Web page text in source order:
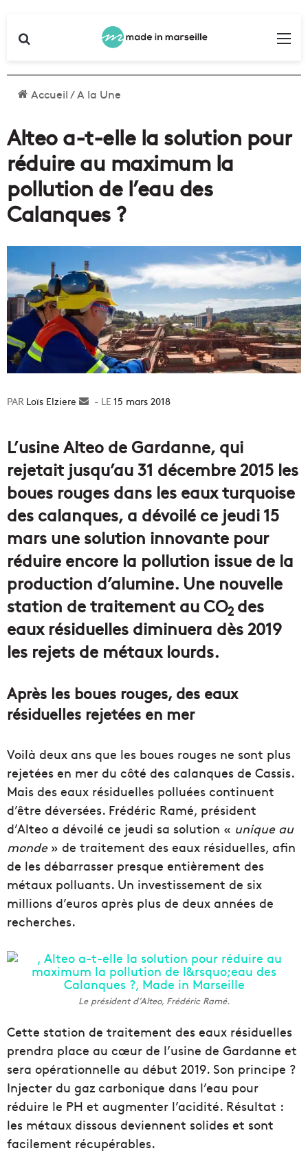
Accueil/A la Une
Alteo a-t-elle la solution pour
réduire au maximum la
pollution de l’eau des
Calanques ?
Loïs Elziere
Envoyer15 mars 2018
L’usine Alteo de Gardanne, qui
rejetait jusqu’au 31 décembre 2015 les
boues rouges dans les eaux turquoise
des calanques, a dévoilé ce jeudi 15
mars une solution innovante pour
réduire encore la pollution issue de la
production d’alumine. Une nouvelle
station de traitement au CO2 des
eaux résiduelles diminuera dès 2019
les rejets de métaux lourds.
Après les boues rouges, des eaux
résiduelles rejetées en mer
Voilà deux ans que les boues rouges ne sont plus
rejetées en mer du côté des calanques de Cassis.
Mais des eaux résiduelles polluées continuent
d’être déversées. Frédéric Ramé, président
d’Alteo a dévoilé ce jeudi sa solution « unique au
monde» de traitement des eaux résiduelles, afin
de les débarrasser presque entièrement des
métaux polluants. Un investissement de six
millions d’euros après plus de deux années de
recherches.
Le président d’Alteo, Frédéric Ramé.
Cette station de traitement des eaux résiduelles
prendra place au cœur de l’usine de Gardanne et
sera opérationnelle au début 2019. Son principe ?
Injecter du gaz carbonique dans l’eau pour
réduire le PH et augmenter l’acidité. Résultat :
les métaux dissous deviennent solides et sont
facilement récupérables.